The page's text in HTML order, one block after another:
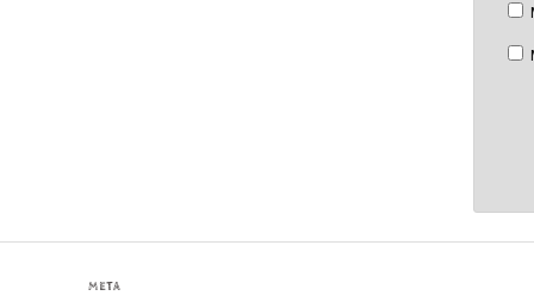
META